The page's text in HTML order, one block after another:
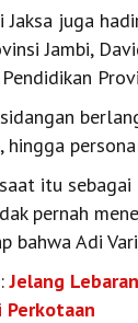
Jaksa juga
Jambi,
hingga
itu sebagai
pernah
bahwa Adi
Jelang
Perkotaan